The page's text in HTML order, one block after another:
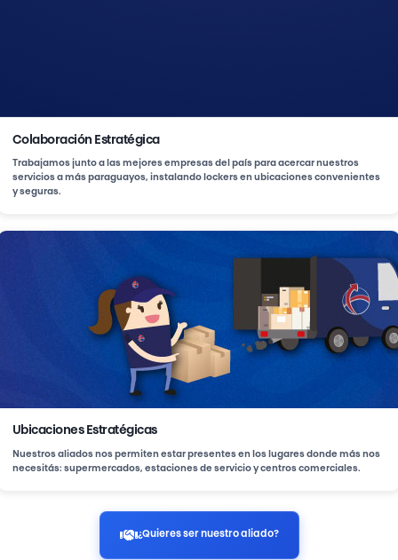
Colaboración Estratégica
Trabajamos junto a las mejores empresas del país para acercar nuestros
servicios a más paraguayos, instalando lockers en ubicaciones convenientes
y seguras.
Ubicaciones Estratégicas
Nuestros aliados nos permiten estar presentes en los lugares donde más nos
necesitás: supermercados, estaciones de servicio y centros comerciales.
¿Quieres ser nuestro aliado?